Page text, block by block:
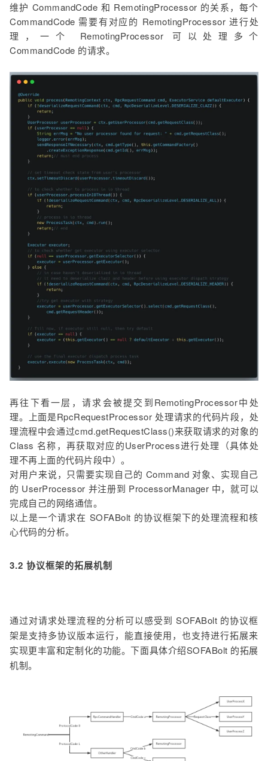
维护 CommandCode 和 RemotingProcessor 的关系，每个
CommandCode 需要有对应的 RemotingProcessor 进行处
理，一个 RemotingProcessor 可以处理多个
CommandCode 的请求。
再往下看一层，请求会被提交到RemotingProcessor中处
理。上面是RpcRequestProcessor 处理请求的代码片段，处
理流程中会通过cmd.getRequestClass()来获取请求的对象的
Class 名称，再获取对应的UserProcess进行处理（具体处
理不再上面的代码片段中）。
对用户来说，只需要实现自己的 Command 对象、实现自己
的 UserProcessor 并注册到 ProcessorManager 中，就可以
完成自己的网络通信。
以上是一个请求在 SOFABolt 的协议框架下的处理流程和核
心代码的分析。
3.2 协议框架的拓展机制
通过对请求处理流程的分析可以感受到 SOFABolt 的协议框
架是支持多协议版本运行，能直接使用，也支持进行拓展来
实现更丰富和定制化的功能。下面具体介绍SOFABolt 的拓展
机制。